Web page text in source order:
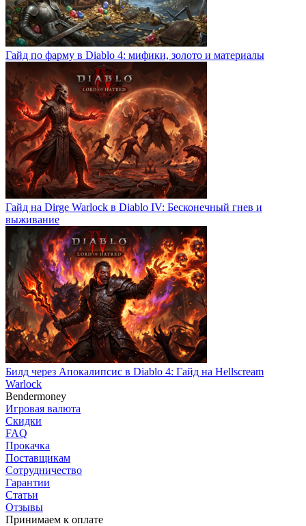
Гайд по фарму в Diablo 4: мифики, золото и материалы
Гайд на Dirge Warlock в Diablo IV: Бесконечный гнев и
выживание
Билд через Апокалипсис в Diablo 4: Гайд на Hellscream
Warlock
Bendermoney
Игровая валюта
Скидки
FAQ
Прокачка
Поставщикам
Сотрудничество
Гарантии
Статьи
Отзывы
Принимаем к оплате